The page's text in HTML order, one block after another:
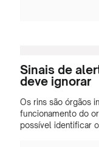
Sinais de
deve ignorar
Os rins são órgãos
funcionamento do
possível identificar